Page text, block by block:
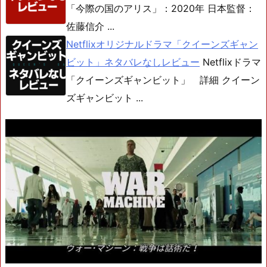
「今際の国のアリス」：2020年 日本監督：
佐藤信介 ...
Netflixオリジナルドラマ「クイーンズギャン
ビット」ネタバレなしレビュー Netflixドラマ
「クイーンズギャンビット」 詳細 クイーン
ズギャンビット ...